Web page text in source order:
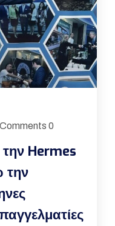
Comments 0
Hermes
την